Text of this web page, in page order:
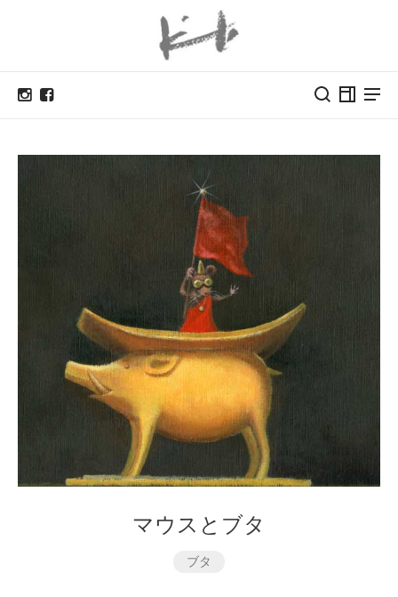
マウスとブタ
ブタ